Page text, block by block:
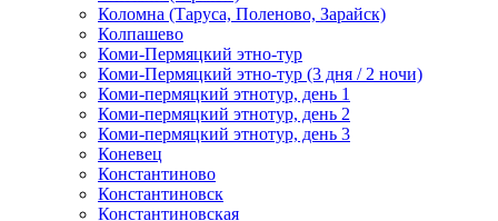
Коломна (Таруса, Поленово, Зарайск)
Колпашево
Коми-Пермяцкий этно-тур
Коми-Пермяцкий этно-тур (3 дня / 2 ночи)
Коми-пермяцкий этнотур, день 1
Коми-пермяцкий этнотур, день 2
Коми-пермяцкий этнотур, день 3
Коневец
Константиново
Константиновск
Константиновская